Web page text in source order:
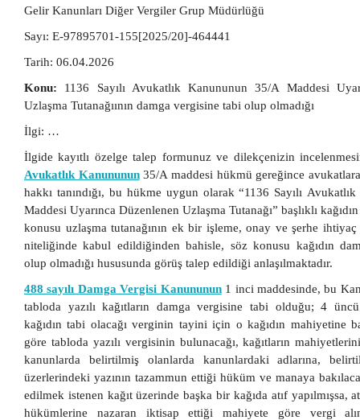
Gelir Kanunları Diğer Vergiler Grup Müdürlüğü
Sayı: E-97895701-155[2025/20]-464441
Tarih: 06.04.2026
Konu: 1136 Sayılı Avukatlık Kanununun 35/A Maddesi
Uzlaşma Tutanağıının damga vergisine tabi olup olmadığı
İlgi: …
İlgide kayıtlı özelge talep formunuz ve dilekçenizin
Avukatlık Kanununun35/A maddesi hükmü gereğince
hakkı tanındığı, bu hükme uygun olarak “1136 Sayılı
Maddesi Uyarınca Düzenlenen Uzlaşma Tutanağı” başlıklı
konusu uzlaşma tutanağının ek bir işleme, onay ve şerhe
niteliğinde kabul edildiğinden bahisle, söz konusu kağıdın
olup olmadığı hususunda görüş talep edildiği anlaşılmaktadır.
488 sayılı Damga Vergisi Kanununun1 inci maddesinde, bu
tabloda yazılı kağıtların damga vergisine tabi olduğu; 4
kağıdın tabi olacağı verginin tayini için o kağıdın mahiyetine
göre tabloda yazılı vergisinin bulunacağı, kağıtların
kanunlarda belirtilmiş olanlarda kanunlardaki adlarına,
üzerlerindeki yazının tazammun ettiği hüküm ve manaya
edilmek istenen kağıt üzerinde başka bir kağıda atıf yapılmışsa,
hükümlerine nazaran iktisap ettiği mahiyete göre vergi